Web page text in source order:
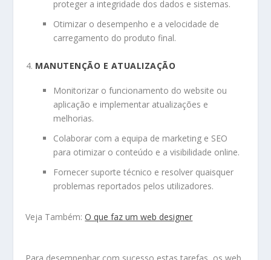
proteger a integridade dos dados e sistemas.
Otimizar o desempenho e a velocidade de
carregamento do produto final.
MANUTENÇÃO E ATUALIZAÇÃO
Monitorizar o funcionamento do website ou
aplicação e implementar atualizações e
melhorias.
Colaborar com a equipa de marketing e SEO
para otimizar o conteúdo e a visibilidade online.
Fornecer suporte técnico e resolver quaisquer
problemas reportados pelos utilizadores.
Veja Também:O que faz um web designer